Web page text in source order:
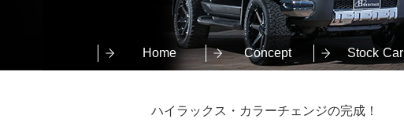
Home Concept Stock Car
ハイラックス・カラーチェンジの完成！